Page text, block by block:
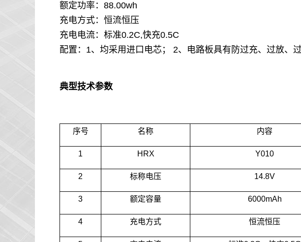
额定功率：88.00wh
充电方式：恒流恒压
充电电流：标准0.2C,快充0.5C
配置：1、均采用进口电芯； 2、电路板具有防过充、过放、
典型技术参数
序号 名称 内容
1 HRX Y010
2 标称电压 14.8V
3 额定容量 6000mAh
4 充电方式 恒流恒压